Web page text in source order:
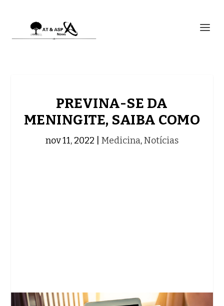
PREVINA-SE DA
MENINGITE, SAIBA COMO
nov 11, 2022 Medicina,Notícias